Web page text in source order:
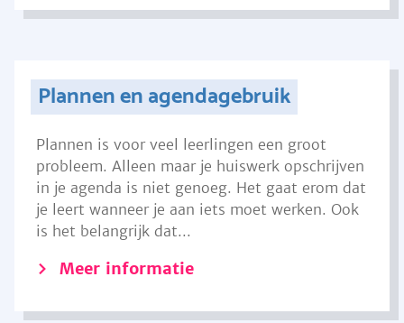
Plannen en agendagebruik
Plannen is voor veel leerlingen een groot
probleem. Alleen maar je huiswerk opschrijven
in je agenda is niet genoeg. Het gaat erom dat
je leert wanneer je aan iets moet werken. Ook
is het belangrijk dat...
Meer informatie